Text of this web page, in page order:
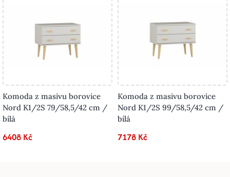
Komoda z masivu borovice
Nord K1/2S 79/58,5/42 cm /
bílá
6408 Kč
Komoda z masivu borovice
Nord K1/2S 99/58,5/42 cm /
bílá
7178 Kč